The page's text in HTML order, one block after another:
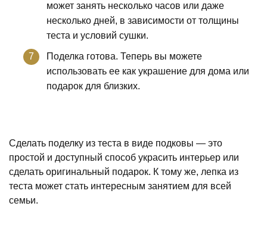
может занять несколько часов или даже
несколько дней, в зависимости от толщины
теста и условий сушки.
Поделка готова. Теперь вы можете
использовать ее как украшение для дома или
подарок для близких.
Сделать поделку из теста в виде подковы — это
простой и доступный способ украсить интерьер или
сделать оригинальный подарок. К тому же, лепка из
теста может стать интересным занятием для всей
семьи.